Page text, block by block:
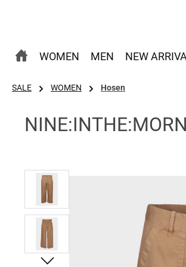
WOMEN MEN NEW
SALE WOMEN Hosen
Bildergalerie überspringen